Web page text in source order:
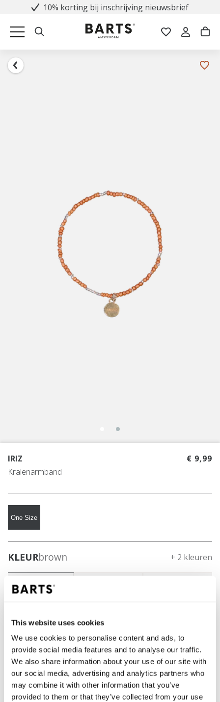
This website uses cookies
We use cookies to personalise content and ads, to
provide social media features and to analyse our traffic.
We also share information about your use of our site with
our social media, advertising and analytics partners who
may combine it with other information that you’ve
provided to them or that they’ve collected from your use
10% korting bij inschrijving nieuwsbrief
IRIZ
Kralenarmband
€ 9,99
One Size
KLEURbrown + 2 kleuren